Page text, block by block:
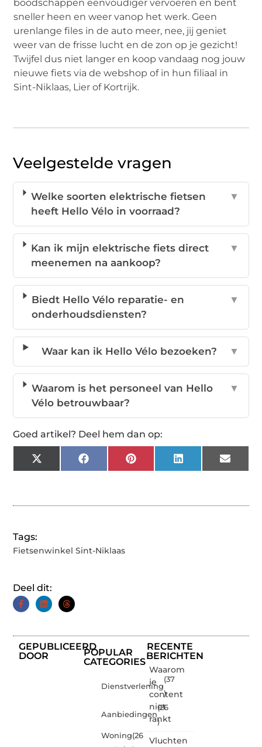
boodschappen eenvoudiger vervoeren en bent
sneller heen en weer vanop het werk. Geen
urenlange files in de auto meer, nee, jij geniet
weer van de frisse lucht en de zon op je gezicht!
Twijfel dus niet langer en koop vandaag nog jouw
nieuwe fiets via de webshop of in hun filiaal in
Sint-Niklaas, Lier of Kortrijk.
Veelgestelde vragen
Welke soorten elektrische fietsen
heeft Hello Vélo in voorraad?
▼
Kan ik mijn elektrische fiets direct
meenemen na aankoop?
▼
Biedt Hello Vélo reparatie- en
onderhoudsdiensten?
▼
Waar kan ik Hello Vélo bezoeken? ▼
Waarom is het personeel van Hello
Vélo betrouwbaar?
▼
Goed artikel? Deel hem dan op:
X
(Twitter)
FacebookPinterestLinkedInEmail
Tags:
Fietsenwinkel Sint-Niklaas
Deel dit:
GEPUBLICEERD
DOOR
POPULAR
CATEGORIES
Dienstverlening
(37
)
Aanbiedingen
(26
)
Woning(26
RECENTE
BERICHTEN
Waarom
je
content
niet
rankt
Vluchten